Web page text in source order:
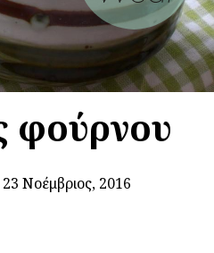
φούρνου
23 Νοέμβριος, 2016